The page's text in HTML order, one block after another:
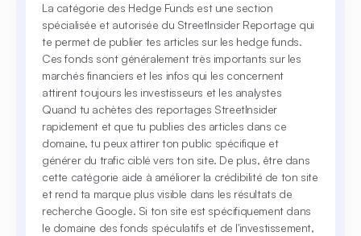
La catégorie des Hedge Funds est une section
spécialisée et autorisée du StreetInsider Reportage qui
te permet de publier tes articles sur les hedge funds.
Ces fonds sont généralement très importants sur les
marchés financiers et les infos qui les concernent
attirent toujours les investisseurs et les analystes
Quand tu achètes des reportages StreetInsider
rapidement et que tu publies des articles dans ce
domaine, tu peux attirer ton public spécifique et
générer du trafic ciblé vers ton site. De plus, être dans
cette catégorie aide à améliorer la crédibilité de ton site
et rend ta marque plus visible dans les résultats de
recherche Google. Si ton site est spécifiquement dans
le domaine des fonds spéculatifs et de l'investissement,